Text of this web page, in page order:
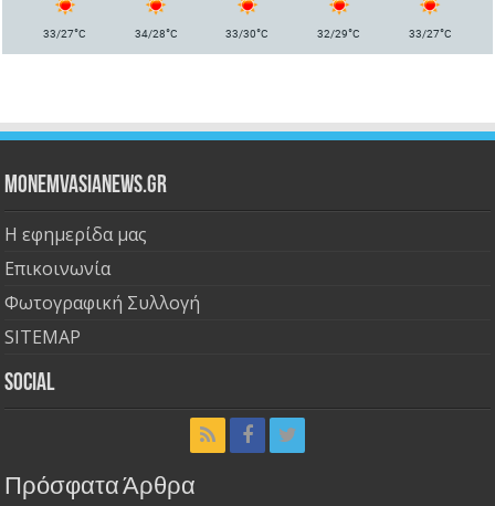
33/27°C 34/28°C 33/30°C 32/29°C 33/27°C
Monemvasianews.gr
Η εφημερίδα μας
Επικοινωνία
Φωτογραφική Συλλογή
SITEMAP
Social
Πρόσφατα Άρθρα